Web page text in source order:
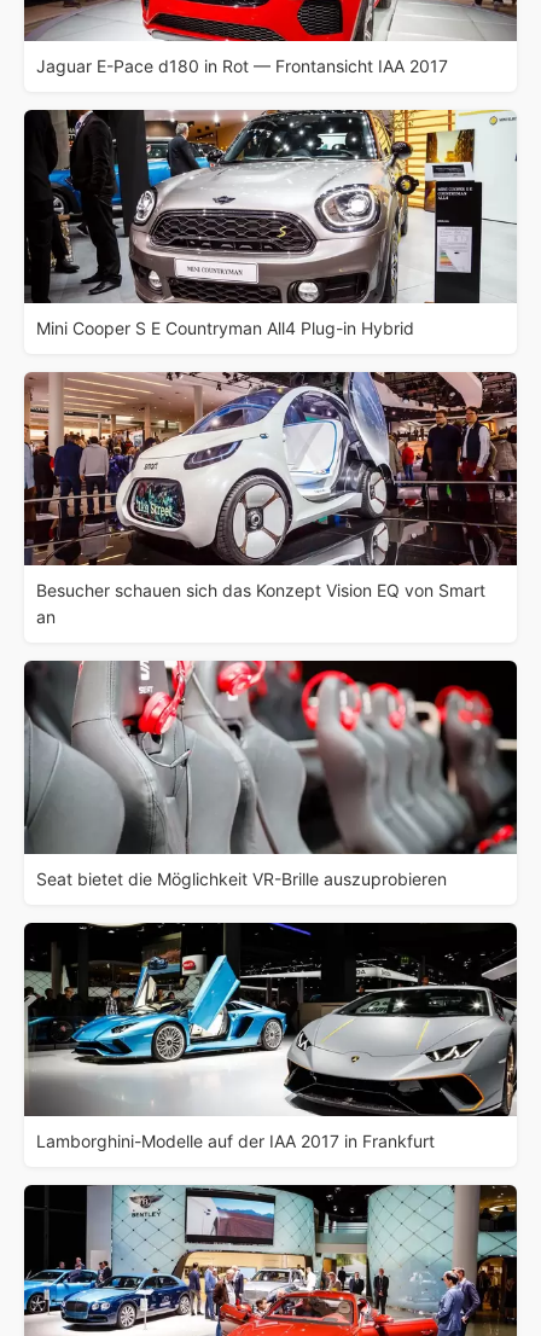
Jaguar E-Pace d180 in Rot — Frontansicht IAA 2017
Mini Cooper S E Countryman All4 Plug-in Hybrid
Besucher schauen sich das Konzept Vision EQ von Smart
an
Seat bietet die Möglichkeit VR-Brille auszuprobieren
Lamborghini-Modelle auf der IAA 2017 in Frankfurt